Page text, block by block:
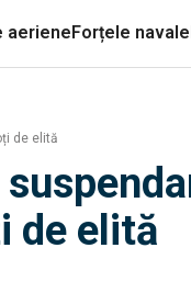
aerieneForțele navale
de elită
de elită